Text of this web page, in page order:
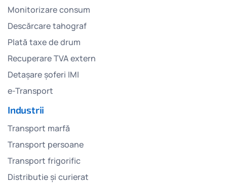
Monitorizare consum
Descărcare tahograf
Plată taxe de drum
Recuperare TVA extern
Detașare șoferi IMI
e-Transport
Industrii
Transport marfă
Transport persoane
Transport frigorific
Distributie și curierat